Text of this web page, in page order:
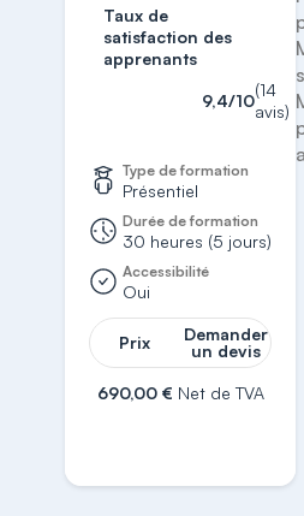
Taux de
satisfaction des
apprenants
9,4/10
(14
avis)
Type de formation
Présentiel
Durée de formation
30 heures (5 jours)
Accessibilité
Oui
Prix
Demander
un devis
690,00 € Net de TVA